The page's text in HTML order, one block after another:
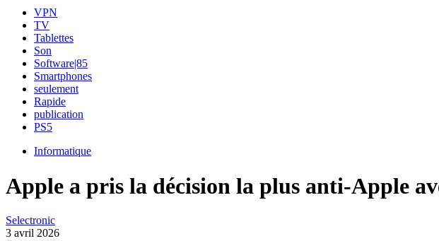
VPN
TV
Tablettes
Son
Software|85
Smartphones
seulement
Rapide
publication
PS5
Informatique
Apple a pris la décision la plus anti-Apple
Selectronic
3 avril 2026